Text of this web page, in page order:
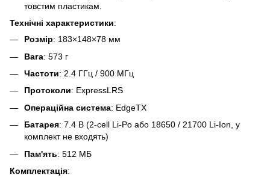
товстим пластикам.
Технічні характеристики:
Розмір: 183×148×78 мм
Вага: 573 г
Частоти: 2.4 ГГц / 900 МГц
Протоколи: ExpressLRS
Операційна система: EdgeTX
Батарея: 7.4 В (2-cell Li-Po або 18650 / 21700 Li-Ion, у
комплект не входять)
Пам'ять: 512 МБ
Комплектація: